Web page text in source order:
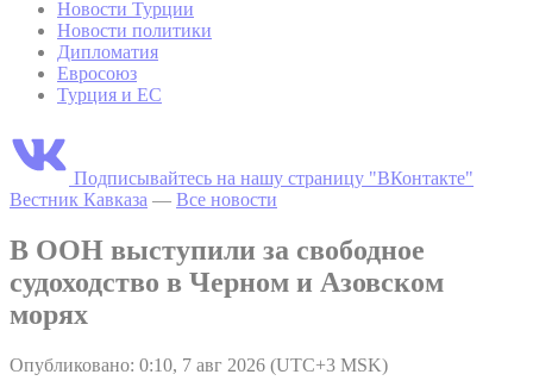
Новости Турции
Новости политики
Дипломатия
Евросоюз
Турция и ЕС
Подписывайтесь на нашу страницу "ВКонтакте"
Вестник Кавказа — Все новости
В ООН выступили за свободное
судоходство в Черном и Азовском
морях
Опубликовано: 0:10, 7 авг 2026 (UTC+3 MSK)